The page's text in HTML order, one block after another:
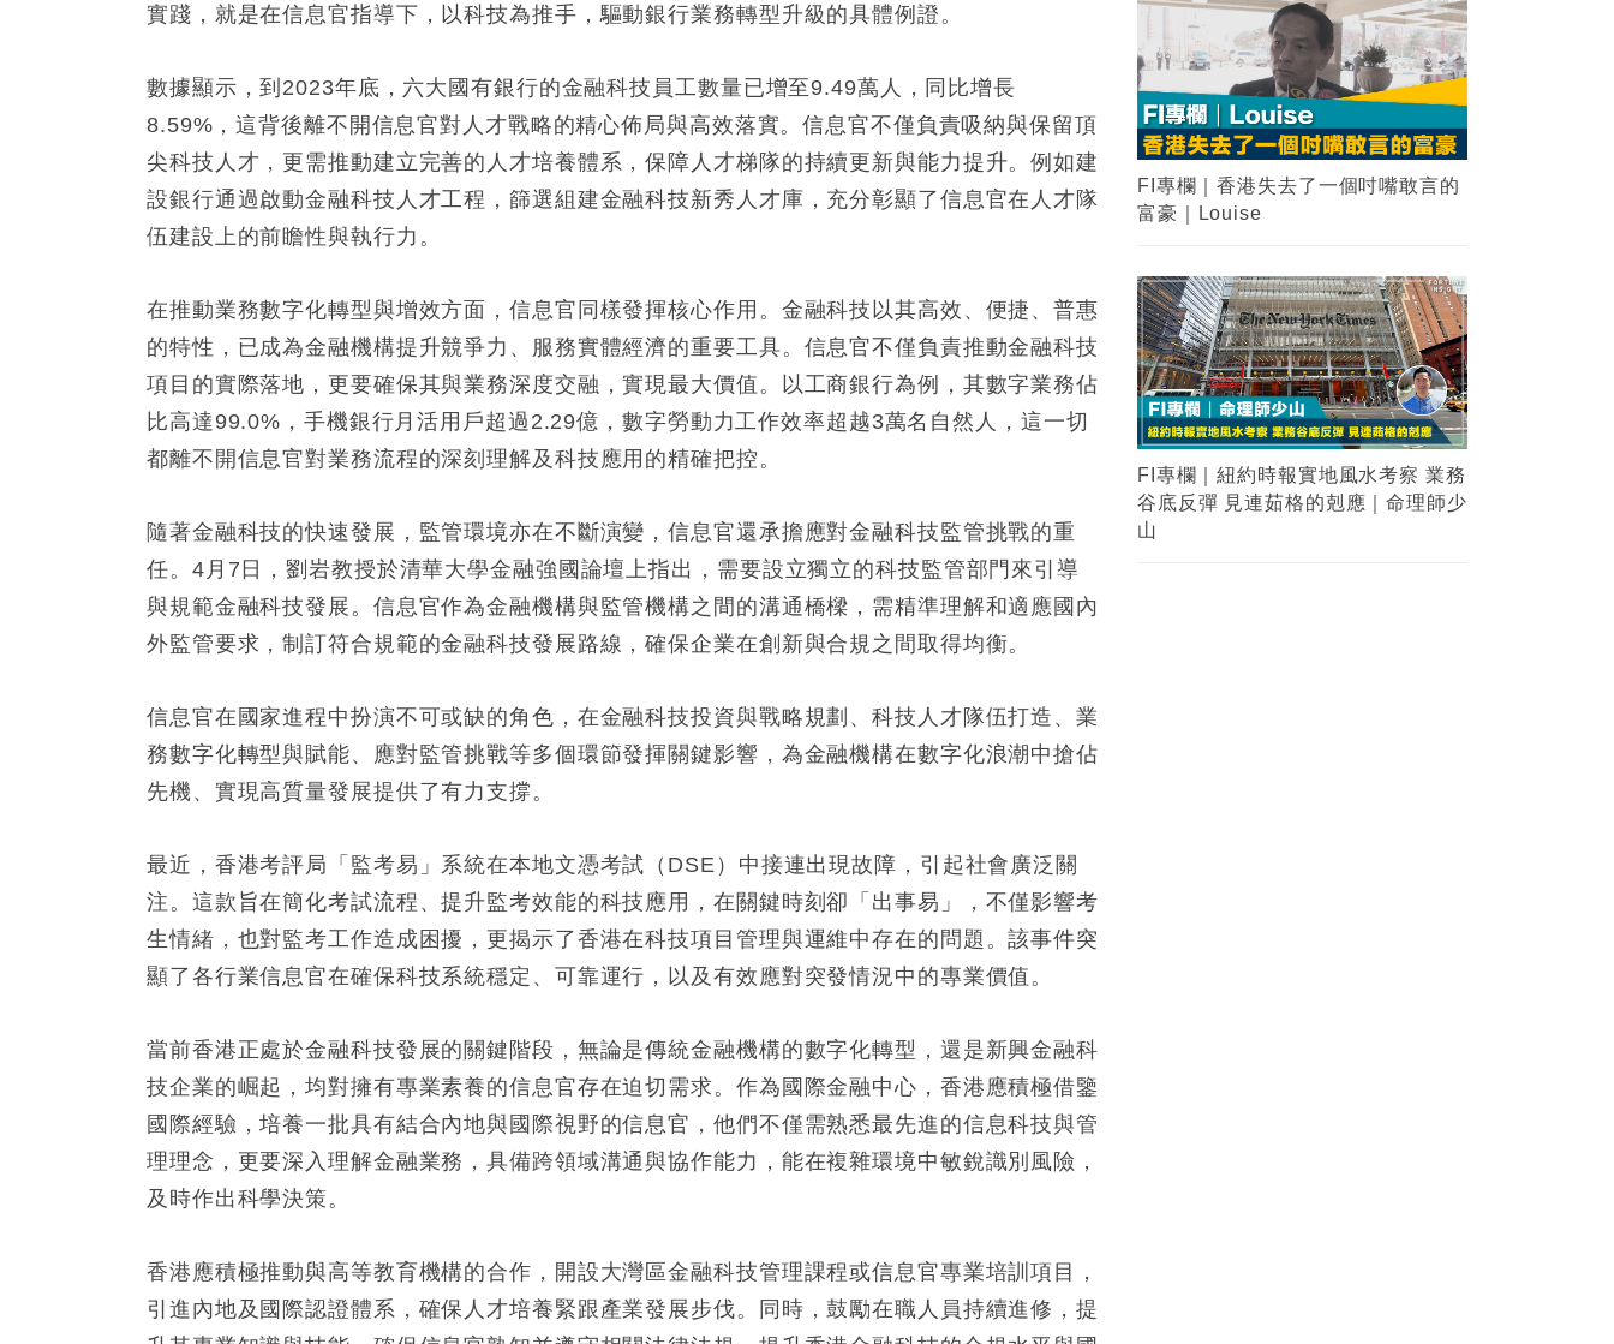
實踐，就是在信息官指導下，以科技為推手，驅動銀行業務轉型升級的具體例證。
數據顯示，到2023年底，六大國有銀行的金融科技員工數量已增至9.49萬人，同比增長
8.59%，這背後離不開信息官對人才戰略的精心佈局與高效落實。信息官不僅負責吸納與保留頂
尖科技人才，更需推動建立完善的人才培養體系，保障人才梯隊的持續更新與能力提升。例如建
設銀行通過啟動金融科技人才工程，篩選組建金融科技新秀人才庫，充分彰顯了信息官在人才隊
伍建設上的前瞻性與執行力。
在推動業務數字化轉型與增效方面，信息官同樣發揮核心作用。金融科技以其高效、便捷、普惠
的特性，已成為金融機構提升競爭力、服務實體經濟的重要工具。信息官不僅負責推動金融科技
項目的實際落地，更要確保其與業務深度交融，實現最大價值。以工商銀行為例，其數字業務佔
比高達99.0%，手機銀行月活用戶超過2.29億，數字勞動力工作效率超越3萬名自然人，這一切
都離不開信息官對業務流程的深刻理解及科技應用的精確把控。
隨著金融科技的快速發展，監管環境亦在不斷演變，信息官還承擔應對金融科技監管挑戰的重
任。4月7日，劉岩教授於清華大學金融強國論壇上指出，需要設立獨立的科技監管部門來引導
與規範金融科技發展。信息官作為金融機構與監管機構之間的溝通橋樑，需精準理解和適應國內
外監管要求，制訂符合規範的金融科技發展路線，確保企業在創新與合規之間取得均衡。
信息官在國家進程中扮演不可或缺的角色，在金融科技投資與戰略規劃、科技人才隊伍打造、業
務數字化轉型與賦能、應對監管挑戰等多個環節發揮關鍵影響，為金融機構在數字化浪潮中搶佔
先機、實現高質量發展提供了有力支撐。
最近，香港考評局「監考易」系統在本地文憑考試（DSE）中接連出現故障，引起社會廣泛關
注。這款旨在簡化考試流程、提升監考效能的科技應用，在關鍵時刻卻「出事易」，不僅影響考
生情緒，也對監考工作造成困擾，更揭示了香港在科技項目管理與運維中存在的問題。該事件突
顯了各行業信息官在確保科技系統穩定、可靠運行，以及有效應對突發情況中的專業價值。
當前香港正處於金融科技發展的關鍵階段，無論是傳統金融機構的數字化轉型，還是新興金融科
技企業的崛起，均對擁有專業素養的信息官存在迫切需求。作為國際金融中心，香港應積極借鑒
國際經驗，培養一批具有結合內地與國際視野的信息官，他們不僅需熟悉最先進的信息科技與管
理理念，更要深入理解金融業務，具備跨領域溝通與協作能力，能在複雜環境中敏銳識別風險，
及時作出科學決策。
香港應積極推動與高等教育機構的合作，開設大灣區金融科技管理課程或信息官專業培訓項目，
引進內地及國際認證體系，確保人才培養緊跟產業發展步伐。同時，鼓勵在職人員持續進修，提
FI專欄｜香港失去了一個吋嘴敢言的
富豪｜Louise
FI專欄｜紐約時報實地風水考察 業務
谷底反彈 見連茹格的剋應｜命理師少
山